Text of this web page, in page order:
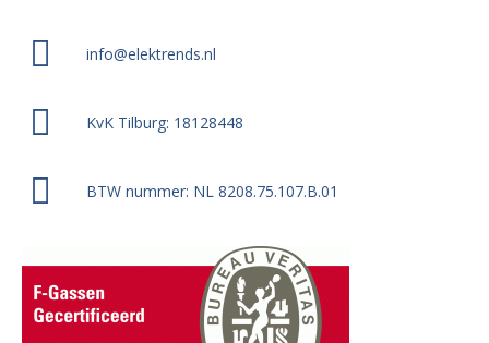
info@elektrends.nl
KvK Tilburg: 18128448
BTW nummer: NL 8208.75.107.B.01